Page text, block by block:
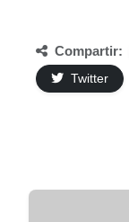
Compartir:
Twitter